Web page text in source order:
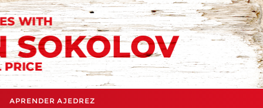
APRENDER AJEDREZ